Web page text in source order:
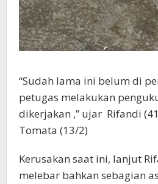
“Sudah lama ini belum di
petugas melakukan
dikerjakan ,” ujar Rifandi
Tomata (13/2)
Kerusakan saat ini, lanjut
melebar bahkan sebagian